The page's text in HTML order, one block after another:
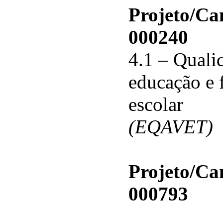
Projeto/
000240
4.1 –
educação e
escolar
(EQAVET)
Projeto/
000793